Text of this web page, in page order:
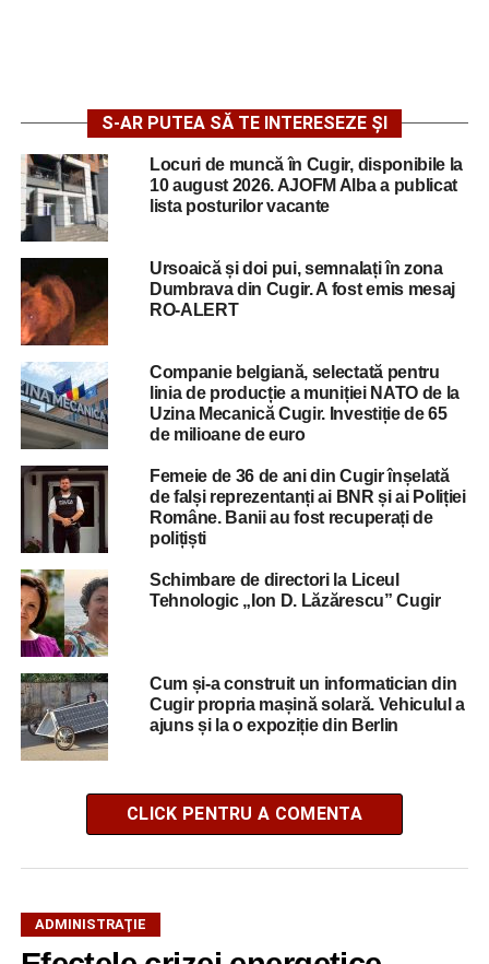
S-AR PUTEA SĂ TE INTERESEZE ȘI
Locuri de muncă în Cugir, disponibile la
10 august 2026. AJOFM Alba a publicat
lista posturilor vacante
Ursoaică și doi pui, semnalați în zona
Dumbrava din Cugir. A fost emis mesaj
RO-ALERT
Companie belgiană, selectată pentru
linia de producție a muniției NATO de la
Uzina Mecanică Cugir. Investiție de 65
de milioane de euro
Femeie de 36 de ani din Cugir înșelată
de falși reprezentanți ai BNR și ai Poliției
Române. Banii au fost recuperați de
polițiști
Schimbare de directori la Liceul
Tehnologic „Ion D. Lăzărescu” Cugir
Cum și-a construit un informatician din
Cugir propria mașină solară. Vehiculul a
ajuns și la o expoziție din Berlin
CLICK PENTRU A COMENTA
ADMINISTRAŢIE